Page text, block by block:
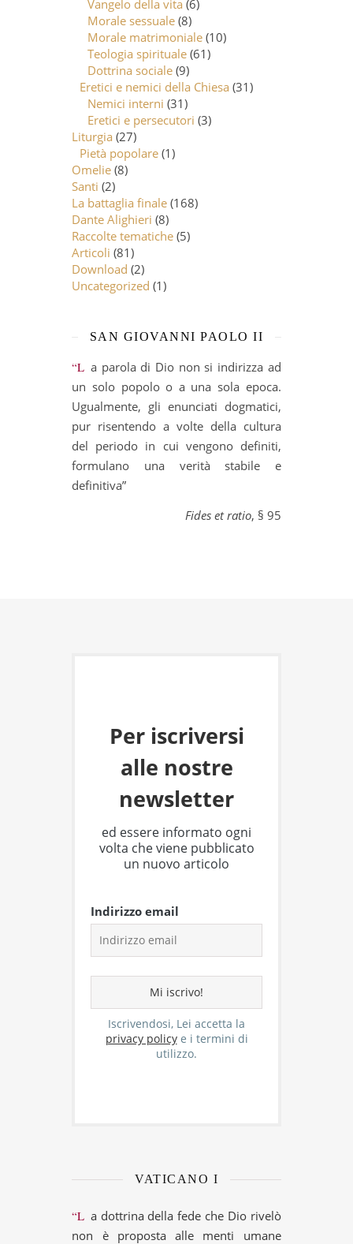
Vangelo della vita (6)
Morale sessuale (8)
Morale matrimoniale (10)
Teologia spirituale (61)
Dottrina sociale (9)
Eretici e nemici della Chiesa (31)
Nemici interni (31)
Eretici e persecutori (3)
Liturgia (27)
Pietà popolare (1)
Omelie (8)
Santi (2)
La battaglia finale (168)
Dante Alighieri (8)
Raccolte tematiche (5)
Articoli (81)
Download (2)
Uncategorized (1)
SAN GIOVANNI PAOLO II
“La parola di Dio non si indirizza ad
un solo popolo o a una sola epoca.
Ugualmente, gli enunciati dogmatici,
pur risentendo a volte della cultura
del periodo in cui vengono definiti,
formulano una verità stabile e
definitiva”
Fides et ratio, § 95
Per iscriversi
alle nostre
newsletter
ed essere informato ogni
volta che viene pubblicato
un nuovo articolo
Indirizzo email
Iscrivendosi, Lei accetta la
privacy policye i termini di
utilizzo.
VATICANO I
“La dottrina della fede che Dio rivelò
non è proposta alle menti umane